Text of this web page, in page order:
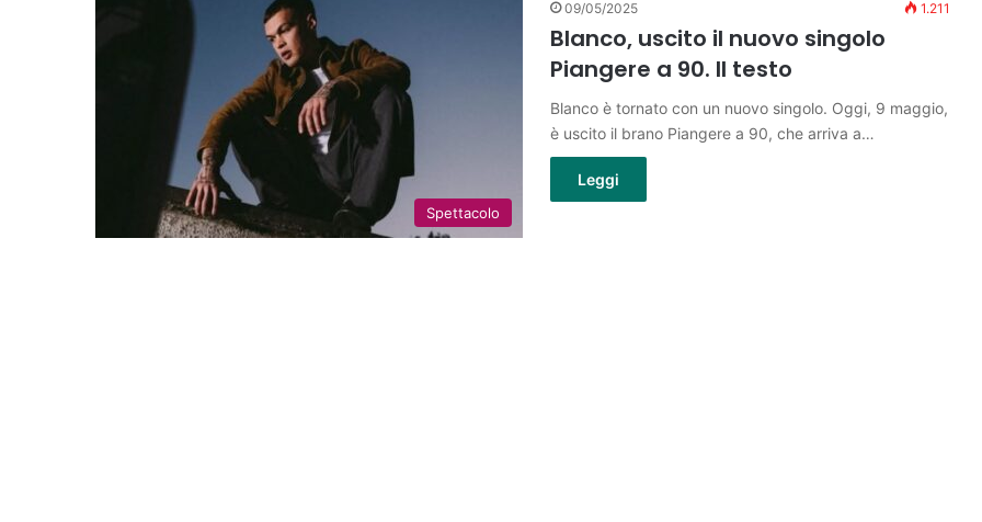
Spettacolo
09/05/2025 1.211
Blanco, uscito il nuovo singolo
Piangere a 90. Il testo
Blanco è tornato con un nuovo singolo. Oggi, 9 maggio,
è uscito il brano Piangere a 90, che arriva a…
Leggi